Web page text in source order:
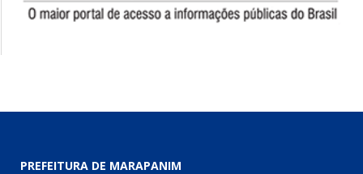
PREFEITURA DE MARAPANIM